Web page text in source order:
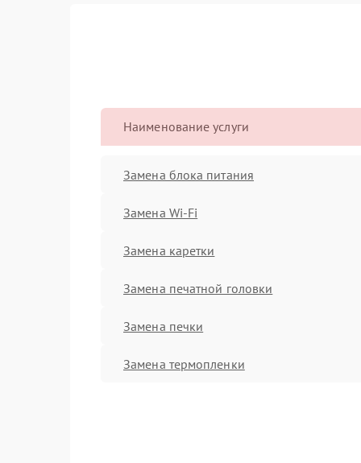
Наименование услуги
Замена блока питания
Замена Wi-Fi
Замена каретки
Замена печатной головки
Замена печки
Замена термопленки